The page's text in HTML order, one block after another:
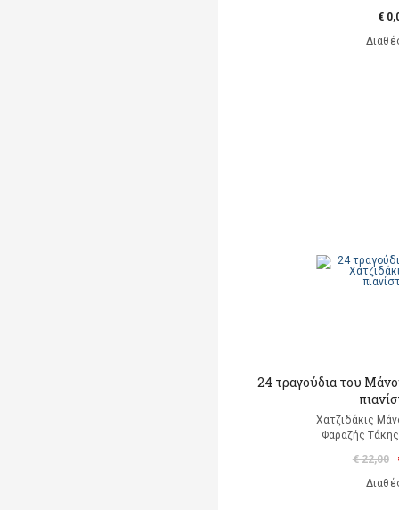
€
24 τραγούδια του
Χατζιδάκις
Φαραζής
€ 22,00